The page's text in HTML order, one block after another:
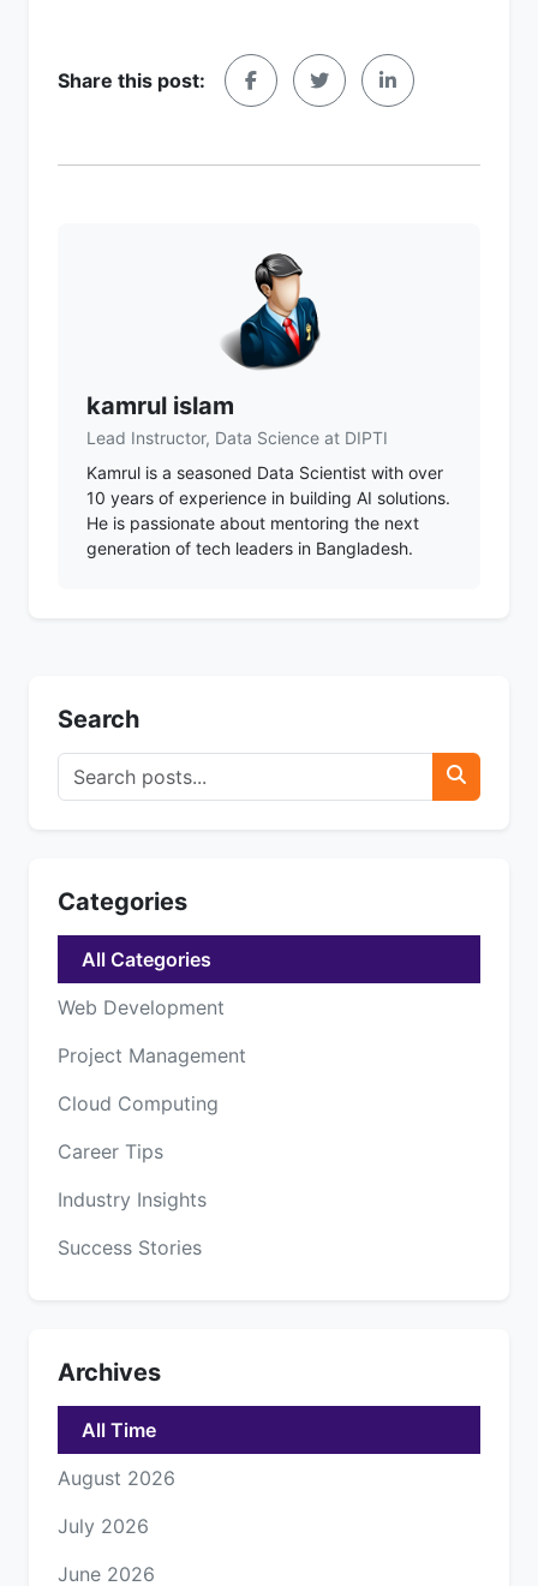
Share this post:
kamrul islam
Lead Instructor, Data Science at DIPTI
Kamrul is a seasoned Data Scientist with over
10 years of experience in building AI solutions.
He is passionate about mentoring the next
generation of tech leaders in Bangladesh.
Search
Categories
All Categories
Web Development
Project Management
Cloud Computing
Career Tips
Industry Insights
Success Stories
Archives
All Time
August 2026
July 2026
June 2026